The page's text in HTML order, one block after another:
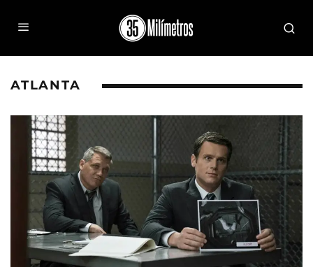
ATLANTA